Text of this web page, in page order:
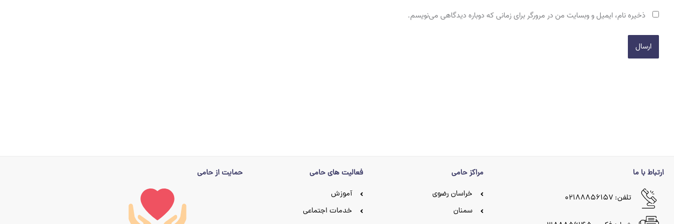
ذخیره نام، ایمیل و وبسایت من در مرورگر برای زمانی که دوباره دیدگاهی می‌نویسم.
ارتباط با ما
تلفن: ۰۲۱۸۸۸۵۶۱۵۷
مراکز حامی
خراسان رضوی
سمنان
فعالیت های حامی
آموزش
خدمات اجتماعی
حمایت از حامی